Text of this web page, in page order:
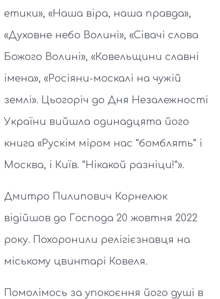
етики», «Наша віра, наша правда»,
«Духовне небо Волині», «Сівачі слова
Божого Волині», «Ковельщини славні
імена», «Росіяни-москалі на чужій
землі». Цьогоріч до Дня Незалежності
України вийшла одинадцята його
книга «Рускім міром нас “бомблять” і
Москва, і Київ. “Нікакой разніци!”».
Дмитро Пилипович Корнелюк
відійшов до Господа 20 жовтня 2022
року. Похоронили релігієзнавця на
міському цвинтарі Ковеля.
Помолімось за упокоєння його душі в